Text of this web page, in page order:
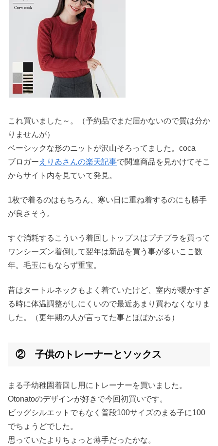
これ買いました～。（予約品でまだ届かないので質は分か
りませんが）
ベーシックな形のニットが沢山そろってました。coca
ブロガー えりゐさんの楽天記事で関連商品を見かけてそこ
からサイト内を見ていて発見。
1枚で着るのはもちろん、寒い日に重ね着するのにも勝手
が良さそう。
すぐ消耗するこういう着回しトップスはプチプラを買って
ワンシーズン着倒して翌年は新品を買う事が多いここ数
年。毛玉にもならず重宝。
昔はタートルネックもよく着ていたけど、室内が暖かすぎ
る時に体温調整がしにくいので最近あまり買わなくなりま
した。（更年期の人が言ってた事とほぼかぶる）
② 子供のトレーナーとソックス
まる子幼稚園着回し用にトレーナーを買いました。
Otonatoのデザインが好きで今回初買いです。
ビッグシルエットでもなく普段100サイズのまる子に100
でちょうどでした。
思っていたよりちょっと薄手だったかな。